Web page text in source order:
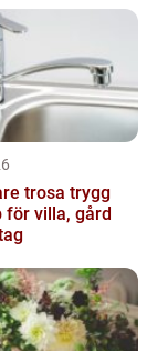
trygg
för villa, gård